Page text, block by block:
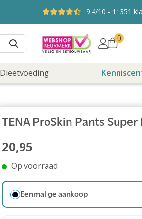
9.4/10 - 11351
0
Dieetvoeding
TENA ProSkin Pants Super
20,95
Op voorraad
Eenmalige aankoop